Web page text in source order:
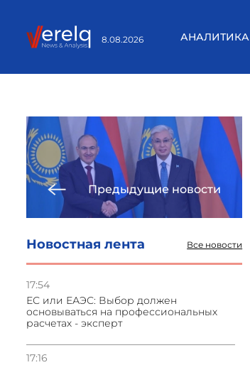
8.08.2026 АНАЛИТИКА
Предыдущие новости
Новостная лента Все новости
17:54
ЕС или ЕАЭС: Выбор должен
основываться на профессиональных
расчетах - эксперт
17:16